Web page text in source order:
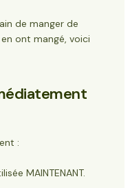
de manger de
ont mangé, voici
:
MAINTENANT.